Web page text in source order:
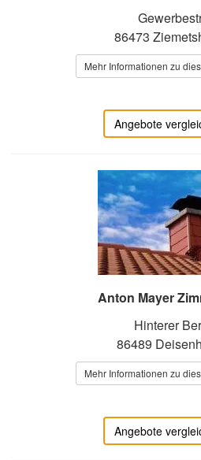
86473
Mehr Informationen zu
Angebote
Anton Mayer
Hinterer
86489
Mehr Informationen zu
Angebote